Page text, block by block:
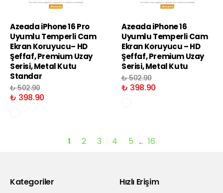
Azeada iPhone 16 Pro
Uyumlu Temperli Cam
Ekran Koruyucu– HD
Şeffaf, Premium Uzay
Serisi, Metal Kutu
Standar
₺ 502.90
₺ 398.90
Azeada iPhone 16
Uyumlu Temperli Cam
Ekran Koruyucu – HD
Şeffaf, Premium Uzay
Serisi, Metal Kutu
₺ 502.90
₺ 398.90
1 2 3 4 5 16
Kategoriler Hızlı Erişim